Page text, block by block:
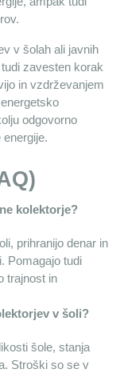
v šolah ali javnih
zavesten korak
in vzdrževanjem
odgovorno
kolektorje?
prihranijo denar in
Pomagajo tudi
trajnost in
v šoli?
šole, stanja
Stroški so se v